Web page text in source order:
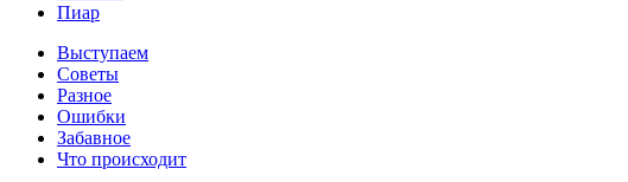
Пиар
Выступаем
Советы
Разное
Ошибки
Забавное
Что происходит